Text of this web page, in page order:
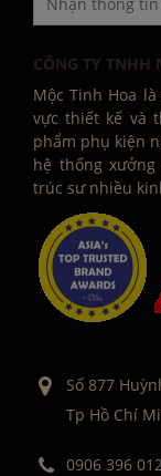
CÔNG TY TNHH
Mộc Tinh Hoa
vực thiết kế và
phẩm phụ kiện
hệ thống
trúc sư nhiều
Số 877
Tp Hồ Chí
0906 396 012